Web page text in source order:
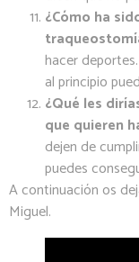
¿Cómo ha
hacer
al principio
¿Qué les
que quieren
dejen de
puedes
A continuación os
Miguel.